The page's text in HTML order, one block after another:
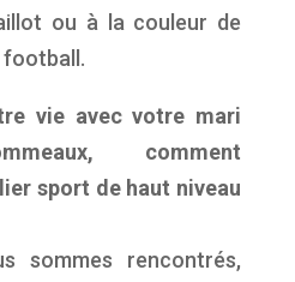
ou à la couleur de
football.
vie avec votre mari
comment
sport de haut niveau
sommes rencontrés,